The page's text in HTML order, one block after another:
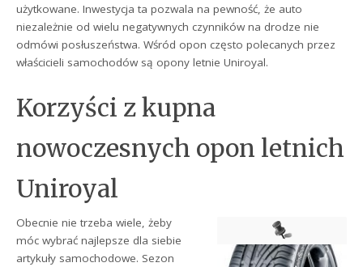
użytkowane. Inwestycja ta pozwala na pewność, że auto
niezależnie od wielu negatywnych czynników na drodze nie
odmówi posłuszeństwa. Wśród opon często polecanych przez
właścicieli samochodów są opony letnie Uniroyal.
Korzyści z kupna
nowoczesnych opon letnich
Uniroyal
Obecnie nie trzeba wiele, żeby
móc wybrać najlepsze dla siebie
artykuły samochodowe. Sezon